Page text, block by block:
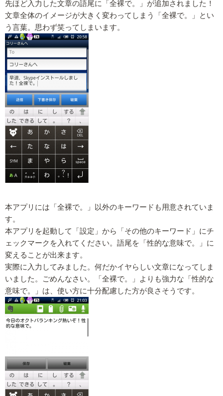
先ほど入力した文章の語尾に「全裸で。」が追加されました！
文章全体のイメージが大きく変わってしまう「全裸で。」とい
う言葉。思わず笑ってしまいます。
本アプリには「全裸で。」以外のキーワードも用意されていま
す。
本アプリを起動して「設定」から「その他のキーワード」にチ
ェックマークを入れてください。語尾を「性的な意味で。」に
変えることが出来ます。
実際に入力してみました。何だかイヤらしい文章になってしま
いました。ごめんなさい。「全裸で。」よりも強力な「性的な
意味で。」は、使い方に十分配慮した方が良さそうです。